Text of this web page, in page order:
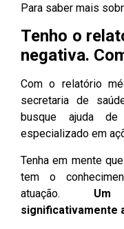
Para saber mais
Tenho o
negativa.
Com o relatório
secretaria de
busque ajuda
especializado em
Tenha em mente
tem o
atuação. Um
significativamente